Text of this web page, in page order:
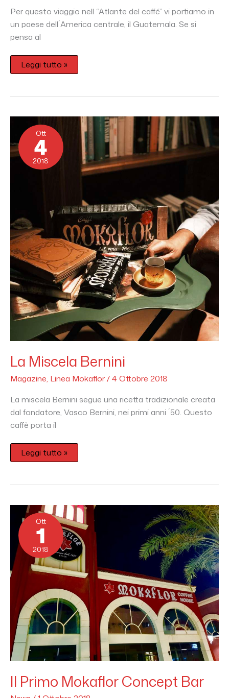
Per questo viaggio nell “Atlante del caffé” vi portiamo in
un paese dell´America centrale, il Guatemala. Se si
pensa al
Leggi tutto »
Ott
4
2018
La Miscela Bernini
Magazine, Linea Mokaflor/4 Ottobre 2018
La miscela Bernini segue una ricetta tradizionale creata
dal fondatore, Vasco Bernini, nei primi anni ´50. Questo
caffè porta il
La
Miscela
Bernini
Leggi tutto »
Ott
1
2018
Il Primo Mokaflor Concept Bar
Il
Primo
Mokaflor
Concept